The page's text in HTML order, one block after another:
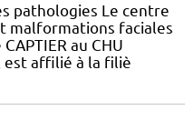
pathologies Le centre
malformations faciales
au CHU
est affilié à la filiè